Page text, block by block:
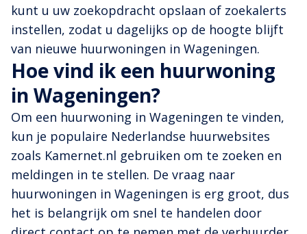
kunt u uw zoekopdracht opslaan of zoekalerts
instellen, zodat u dagelijks op de hoogte blijft
van nieuwe huurwoningen in Wageningen.
Hoe vind ik een huurwoning
in Wageningen?
Om een huurwoning in Wageningen te vinden,
kun je populaire Nederlandse huurwebsites
zoals Kamernet.nl gebruiken om te zoeken en
meldingen in te stellen. De vraag naar
huurwoningen in Wageningen is erg groot, dus
het is belangrijk om snel te handelen door